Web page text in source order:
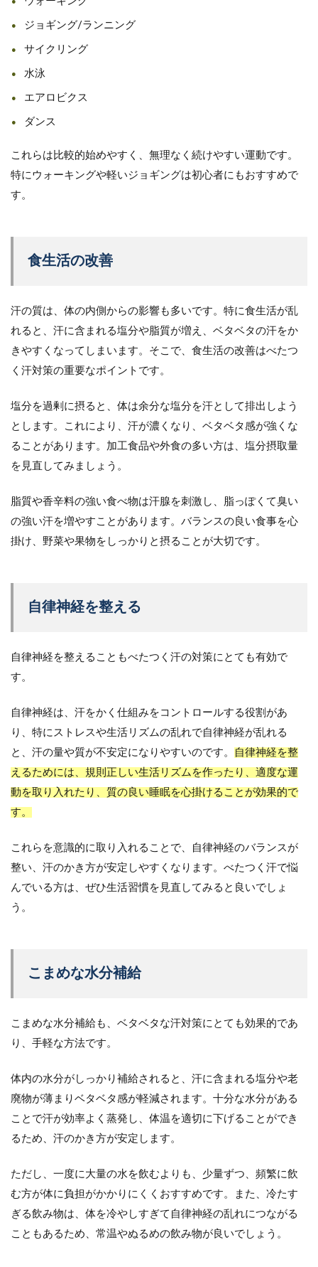
ジョギング/ランニング
サイクリング
水泳
エアロビクス
ダンス
これらは比較的始めやすく、無理なく続けやすい運動です。
特にウォーキングや軽いジョギングは初心者にもおすすめで
す。
食生活の改善
汗の質は、体の内側からの影響も多いです。特に食生活が乱
れると、汗に含まれる塩分や脂質が増え、ベタベタの汗をか
きやすくなってしまいます。そこで、食生活の改善はべたつ
く汗対策の重要なポイントです。
塩分を過剰に摂ると、体は余分な塩分を汗として排出しよう
とします。これにより、汗が濃くなり、ベタベタ感が強くな
ることがあります。加工食品や外食の多い方は、塩分摂取量
を見直してみましょう。
脂質や香辛料の強い食べ物は汗腺を刺激し、脂っぽくて臭い
の強い汗を増やすことがあります。バランスの良い食事を心
掛け、野菜や果物をしっかりと摂ることが大切です。
自律神経を整える
自律神経を整えることもべたつく汗の対策にとても有効で
す。
自律神経は、汗をかく仕組みをコントロールする役割があ
り、特にストレスや生活リズムの乱れで自律神経が乱れる
と、汗の量や質が不安定になりやすいのです。
自律神経を整
えるためには、規則正しい生活リズムを作ったり、適度な運
動を取り入れたり、質の良い睡眠を心掛けることが効果的で
す。
これらを意識的に取り入れることで、自律神経のバランスが
整い、汗のかき方が安定しやすくなります。べたつく汗で悩
んでいる方は、ぜひ生活習慣を見直してみると良いでしょ
う。
こまめな水分補給
こまめな水分補給も、ベタベタな汗対策にとても効果的であ
り、手軽な方法です。
体内の水分がしっかり補給されると、汗に含まれる塩分や老
廃物が薄まりベタベタ感が軽減されます。十分な水分がある
ことで汗が効率よく蒸発し、体温を適切に下げることができ
るため、汗のかき方が安定します。
ただし、一度に大量の水を飲むよりも、少量ずつ、頻繁に飲
む方が体に負担がかかりにくくおすすめです。また、冷たす
ぎる飲み物は、体を冷やしすぎて自律神経の乱れにつながる
こともあるため、常温やぬるめの飲み物が良いでしょう。